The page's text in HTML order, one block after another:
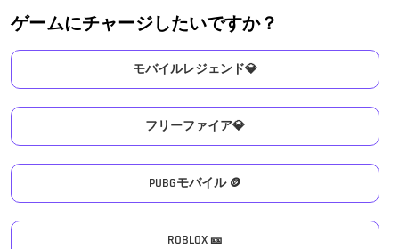
ゲームにチャージしたいですか？
モバイルレジェンド💎
フリーファイア💎
PUBGモバイル 🪙
ROBLOX 🎫